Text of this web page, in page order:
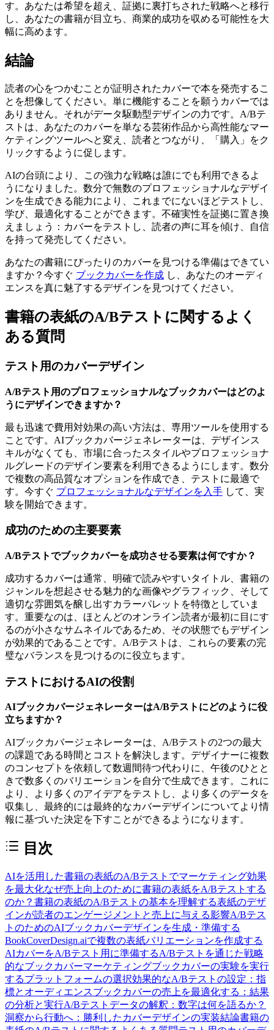
す。あなたは希望を超え、証拠に裏打ちされた戦略へと移行
し、あなたの書籍が目立ち、商業的成功を収める可能性を大
幅に高めます。
結論
読者の心をつかむことが証明されたカバーで本を発売するこ
とを想像してください。単に機能することを願うカバーでは
ありません。それがデータ駆動型デザインの力です。A/Bテ
ストは、あなたのカバーを単なる芸術作品から高性能なマー
ケティングツールへと変え、読者とつながり、「購入」をク
リックするように促します。
AIの台頭により、この強力な戦略は誰にでも利用できるよ
うになりました。数分で無数のプロフェッショナルなデザイ
ンを生成できる能力により、これまでにないほどテストし、
学び、最適化することができます。不確実性を証拠に置き換
えましょう：カバーをテストし、読者の声に耳を傾け、自信
を持って発売してください。
あなたの書籍にぴったりのカバーを見つける準備はできてい
ますか？今すぐ ブックカバーを作成 し、あなたのオーディ
エンスを真に魅了するデザインを見つけてください。
書籍の表紙のA/Bテストに関するよく
ある質問
テスト用のカバーデザイン
A/Bテスト用のプロフェッショナルなブックカバーはどのよ
うにデザインできますか？
最も迅速で費用対効果の高い方法は、専用ツールを使用する
ことです。AIブックカバージェネレーターは、デザインス
キルがなくても、市場に合ったスタイルやプロフェッショナ
ルグレードのデザイン要素を利用できるようにします。数分
で複数の高品質なオプションを作成でき、テストに最適で
す。今すぐ プロフェッショナルなデザインを入手 して、実
験を開始できます。
成功のための主要要素
A/Bテストでブックカバーを成功させる要素は何ですか？
成功するカバーは通常、明確で読みやすいタイトル、書籍の
ジャンルを想起させる魅力的な画像やグラフィック、そして
適切な雰囲気を醸し出すカラーパレットを特徴としていま
す。重要なのは、ほとんどのオンライン読者が最初に目にす
るのが小さなサムネイルであるため、その状態でもデザイン
が効果的であることです。A/Bテストは、これらの要素の完
璧なバランスを見つけるのに役立ちます。
テストにおけるAIの役割
AIブックカバージェネレーターはA/Bテストにどのように役
立ちますか？
AIブックカバージェネレーターは、A/Bテストの2つの最大
の課題である時間とコストを解決します。デザイナーに複数
のコンセプトを依頼して数週間待つ代わりに、午後のひとと
きで数多くのバリエーションを自分で生成できます。これに
より、より多くのアイデアをテストし、より多くのデータを
収集し、最終的には最終的なカバーデザインについてより情
報に基づいた決定を下すことができるようになります。
目次
AIを活用した書籍の表紙のA/Bテストでマーケティング効果
を最大化なぜ売上向上のために書籍の表紙をA/Bテストする
のか？ 書籍の表紙のA/Bテストの基本を理解する表紙のデザ
インが読者のエンゲージメントと売上に与える影響A/Bテス
トのためのAIブックカバーデザインを生成・準備する
BookCoverDesign.aiで複数の表紙バリエーションを作成する
AIカバーをA/Bテスト用に準備するA/Bテストを通じた戦略
的なブックカバーマーケティングブックカバーの実験を実行
するプラットフォームの選択効果的なA/Bテストの設定：指
標とオーディエンスブックカバーの売上を最適化する：結果
の分析と実行A/Bテストデータの解釈：数字は何を語るか？
洞察から行動へ：勝利したカバーデザインの実装結論書籍の